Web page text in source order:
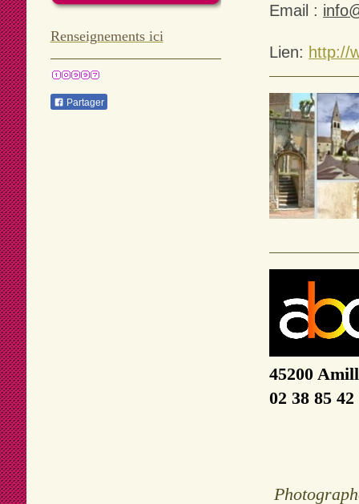
Email :
Lien: http://
45200
02 38 85 42
Renseignements ici
Partager